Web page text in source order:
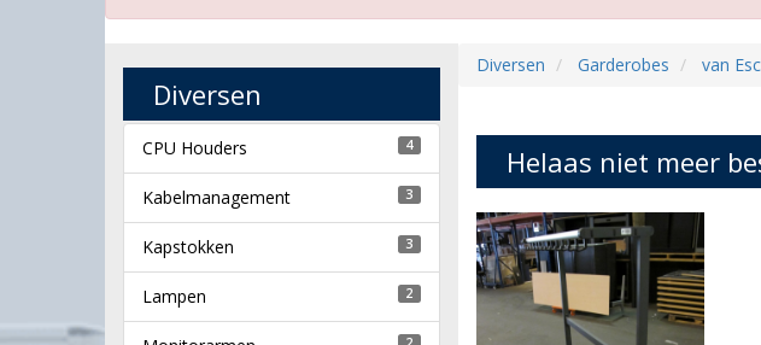
Diversen Garderobes van
Helaas niet meer
Diversen
CPU Houders 4
Kabelmanagement 3
Kapstokken 3
Lampen 2